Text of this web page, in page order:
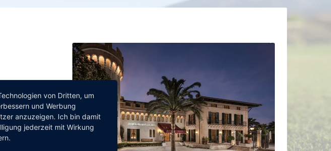
von Dritten, um
und Werbung
anzuzeigen. Ich bin damit
jederzeit mit Wirkung